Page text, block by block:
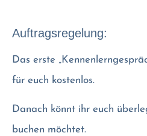
Auftragsregelung:
Das erste
für euch kostenlos.
Danach könnt ihr euch
buchen möchtet.